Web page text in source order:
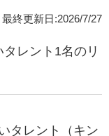
最終更新日:2026/7/27
レント1名のリ
タレント（キン